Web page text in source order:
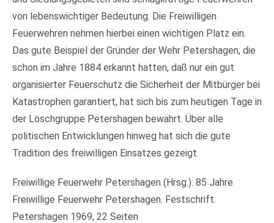
von lebenswichtiger Bedeutung. Die Freiwilligen
Feuerwehren nehmen hierbei einen wichtigen Platz ein.
Das gute Beispiel der Gründer der Wehr Petershagen, die
schon im Jahre 1884 erkannt hatten, daß nur ein gut
organisierter Feuerschutz die Sicherheit der Mitbürger bei
Katastrophen garantiert, hat sich bis zum heutigen Tage in
der Löschgruppe Petershagen bewährt. Über alle
politischen Entwicklungen hinweg hat sich die gute
Tradition des freiwilligen Einsatzes gezeigt.
Freiwillige Feuerwehr Petershagen (Hrsg.): 85 Jahre
Freiwillige Feuerwehr Petershagen. Festschrift.
Petershagen 1969, 22 Seiten